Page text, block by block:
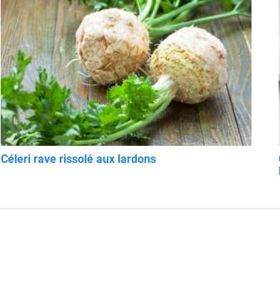
Céleri rave rissolé aux lardons